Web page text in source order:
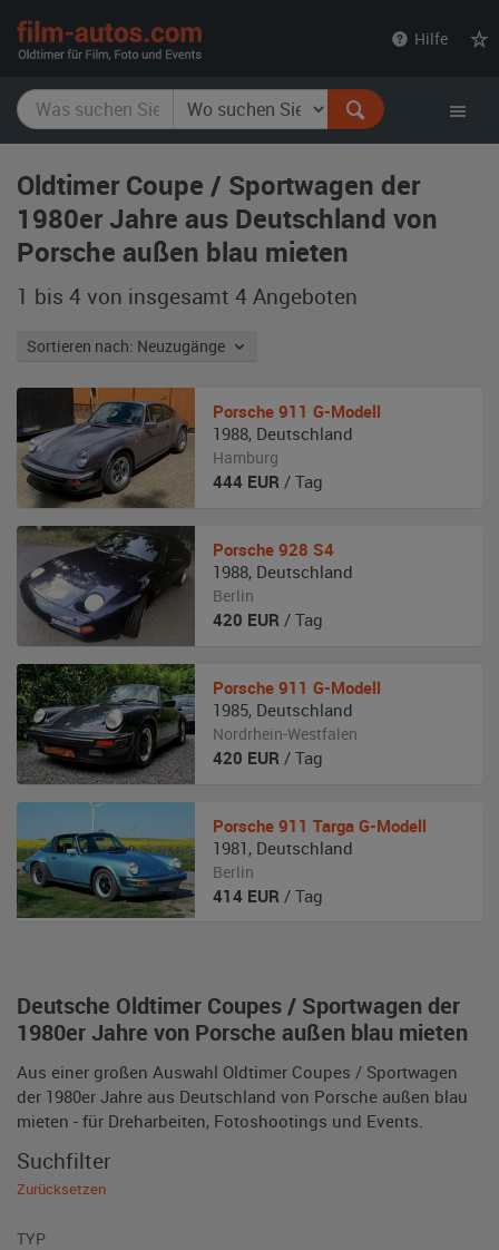
Hilfe
Oldtimer Coupe / Sportwagen der
1980er Jahre aus Deutschland von
Porsche außen blau mieten
1 bis 4 von insgesamt 4 Angeboten
Sortieren nach: Neuzugänge
Deutsche Oldtimer Coupes / Sportwagen der
1980er Jahre von Porsche außen blau mieten
Aus einer großen Auswahl Oldtimer Coupes / Sportwagen
der 1980er Jahre aus Deutschland von Porsche außen blau
mieten - für Dreharbeiten, Fotoshootings und Events.
Porsche 911 G-Modell
1988, Deutschland
Hamburg
444 EUR / Tag
Porsche 928 S4
1988, Deutschland
Berlin
420 EUR / Tag
Porsche 911 G-Modell
1985, Deutschland
Nordrhein-Westfalen
420 EUR / Tag
Porsche 911 Targa G-Modell
1981 , Deutschland
Berlin
414 EUR / Tag
Suchfilter
Zurücksetzen
TYP